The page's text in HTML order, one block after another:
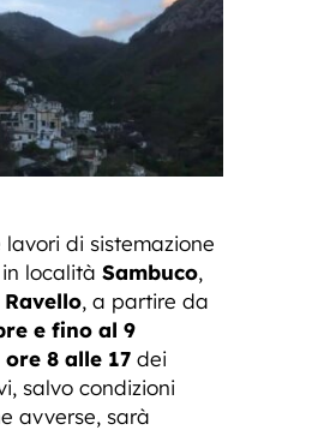
lavori di sistemazione
località Sambuco,
Ravello, a partire da
e fino al 9
ore 8 alle 17 dei
salvo condizioni
avverse, sarà